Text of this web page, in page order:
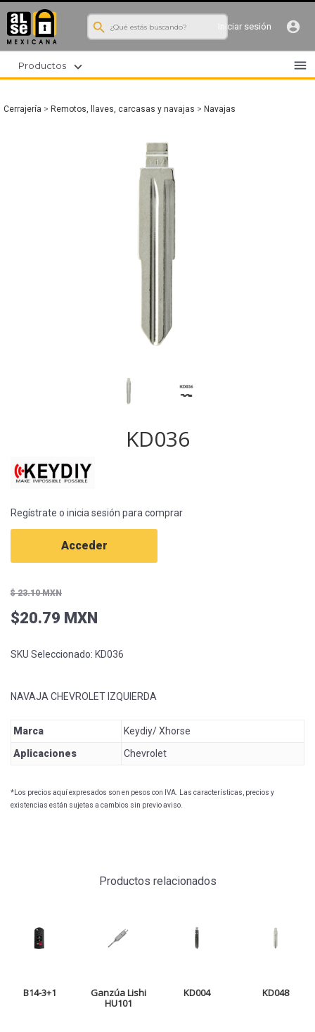
search Iniciar sesión account_circle
menu
Productos expand_more
Cerrajería > Remotos, llaves, carcasas y navajas > Navajas
KD036
Regístrate o inicia sesión para comprar
Acceder
$ 23.10 MXN
$20.79 MXN
SKU Seleccionado: KD036
NAVAJA CHEVROLET IZQUIERDA
Marca
Keydiy/ Xhorse
Aplicaciones
Chevrolet
*Los precios aquí expresados son en pesos con IVA. Las características, precios y
existencias están sujetas a cambios sin previo aviso.
Productos relacionados
B14-3+1
Ganzúa Lishi
HU101
KD004 KD048